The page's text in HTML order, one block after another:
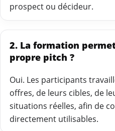
prospect ou décideur.
2. La formation
propre pitch ?
Oui. Les participants
offres, de leurs cibles, de
situations réelles, afin de
directement utilisables.